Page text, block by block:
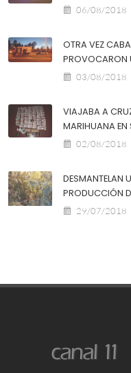
06/08/2018
OTRA VEZ
PROVOCARON
03/08/2018
VIAJABA A
MARIHUANA EN
02/08/2018
DESMANTELAN
PRODUCCIÓN
29/07/2018